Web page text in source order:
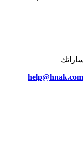
help@hnak.com